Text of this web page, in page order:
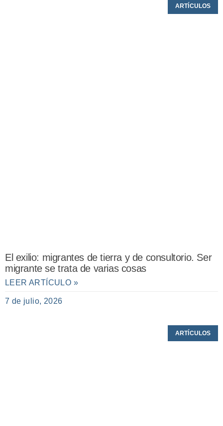
ARTÍCULOS
El exilio: migrantes de tierra y de consultorio. Ser
migrante se trata de varias cosas
LEER ARTÍCULO »
7 de julio, 2026
ARTÍCULOS